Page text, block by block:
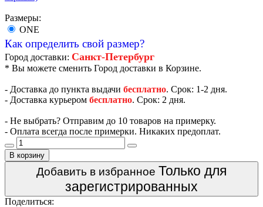
Размеры:
ONE
Как определить свой размер?
Город доставки: Санкт-Петербург
* Вы можете сменить Город доставки в Корзине.
- Доставка до пункта выдачи бесплатно. Срок: 1-2 дня.
- Доставка курьером бесплатно. Срок: 2 дня.
- Не выбрать? Отправим до 10 товаров на примерку.
- Оплата всегда после примерки. Никаких предоплат.
В корзину
Добавить в избранное Только для
зарегистрированных
Поделиться: